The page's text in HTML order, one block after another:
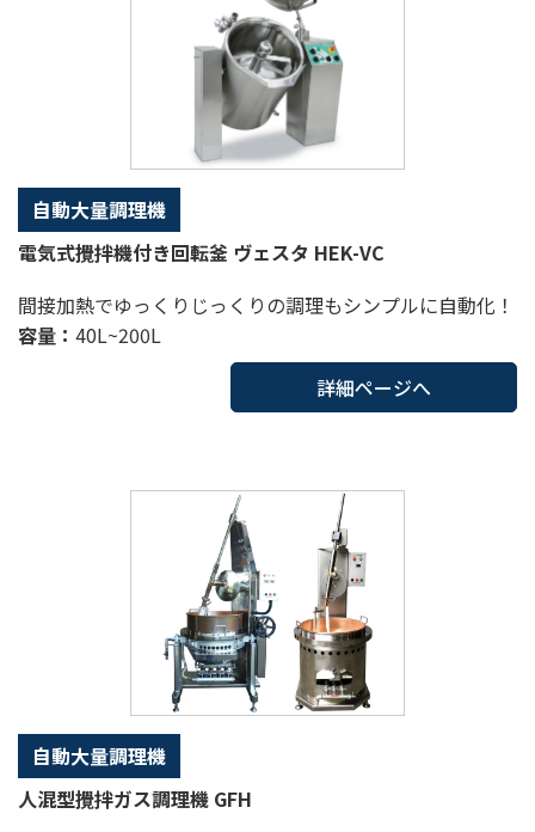
自動大量調理機
電気式攪拌機付き回転釜 ヴェスタ HEK-VC
間接加熱でゆっくりじっくりの調理もシンプルに自動化！
容量： 40L~200L
詳細ページへ
自動大量調理機
人混型攪拌ガス調理機 GFH